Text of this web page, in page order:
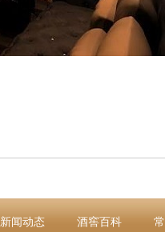
新闻动态 酒窖百科